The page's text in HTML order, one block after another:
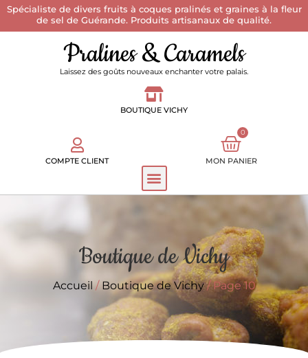
Spécialiste de divers fruits à coques pralinés et graines à la fleur
de sel de Guérande. Produits artisanaux de qualité.
Pralines & Caramels
Laissez des goûts nouveaux enchanter votre palais.
BOUTIQUE VICHY
COMPTE CLIENT
0
MON PANIER
Boutique de Vichy
Accueil/ Boutique de Vichy/ Page 10